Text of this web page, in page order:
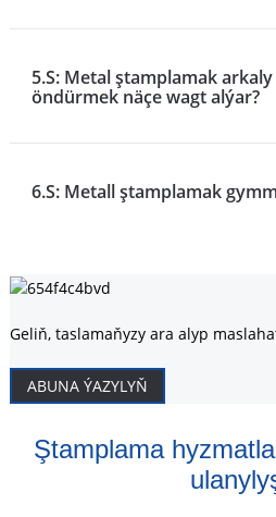
5.S: Metal ştamplamak
öndürmek näçe wagt alýar?
6.S: Metall ştamplamak
Geliň, taslamaňyzy ara alyp
ABUNA ÝAZYLYŇ
Ştamplama